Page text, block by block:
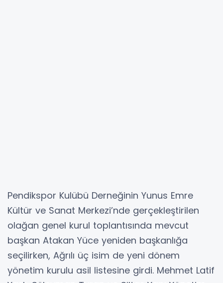
Pendikspor Kulübü Derneğinin Yunus Emre
Kültür ve Sanat Merkezi’nde gerçekleştirilen
olağan genel kurul toplantısında mevcut
başkan Atakan Yüce yeniden başkanlığa
seçilirken, Ağrılı üç isim de yeni dönem
yönetim kurulu asil listesine girdi. Mehmet Latif